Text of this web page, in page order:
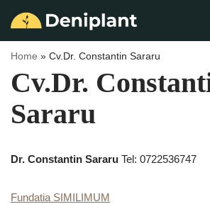
la
conținut
Home » Cv.Dr. Constantin Sararu
Cv.Dr.
Sararu
Dr. Constantin Sararu Tel: 0722536747
Fundatia SIMILIMUM